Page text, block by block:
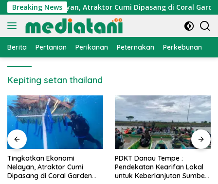
Langsung
ke
konten
Breaking News
Ekonomi Nelayan, Atraktor Cumi Dipasang di Coral Garden
Berita Pertanian Perikanan Peternakan Perkebunan
Kepiting setan thailand
Ekonomi
Atraktor Cumi
di Coral Garden
PDKT Danau Tempe :
Pendekatan Kearifan Lokal
untuk Keberlanjutan Sumber